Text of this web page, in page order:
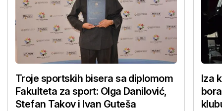
Troje sportskih bisera sa diplomom
Fakulteta za sport: Olga Danilović,
Stefan Takov i Ivan Guteša
Iza